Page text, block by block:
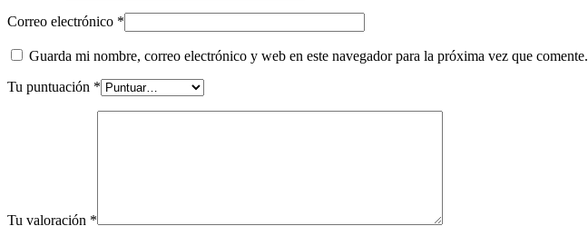
Correo electrónico *
Guarda mi nombre, correo electrónico y web en este navegador para la próxima vez que comente.
Tu puntuación *
Tu valoración *